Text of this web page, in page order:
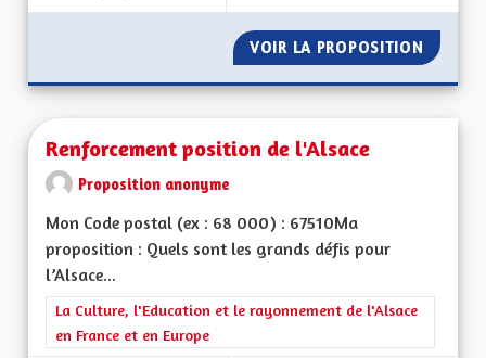
VOIR LA PROPOSITION
Renforcement position de l'Alsace
Proposition anonyme
Mon Code postal (ex : 68 000) : 67510Ma
proposition : Quels sont les grands défis pour
l’Alsace...
Filtrer les résultats de la catégorie : La Culture, l'Education et
La Culture, l'Education et le rayonnement de l'Alsace
en France et en Europe